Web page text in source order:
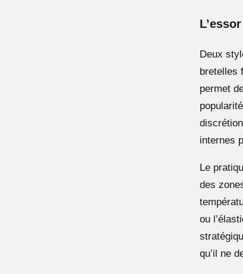
Deux
bretelles
permet
internes
Le
des
ou
qu’il ne